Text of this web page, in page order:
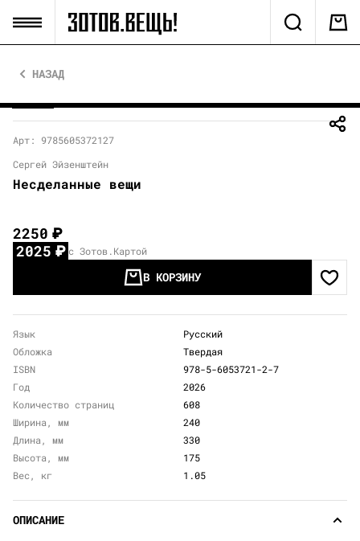
НАЗАД
Арт: 9785605372127
Сергей Эйзенштейн
Несделанные вещи
2250₽
2025₽ с Зотов.Картой
В КОРЗИНУ
Язык
Русский
Обложка
Твердая
ISBN
978-5-6053721-2-7
Год
2026
Количество страниц
608
Ширина, мм
240
Длина, мм
330
Высота, мм
175
Вес, кг
1.05
ОПИСАНИЕ